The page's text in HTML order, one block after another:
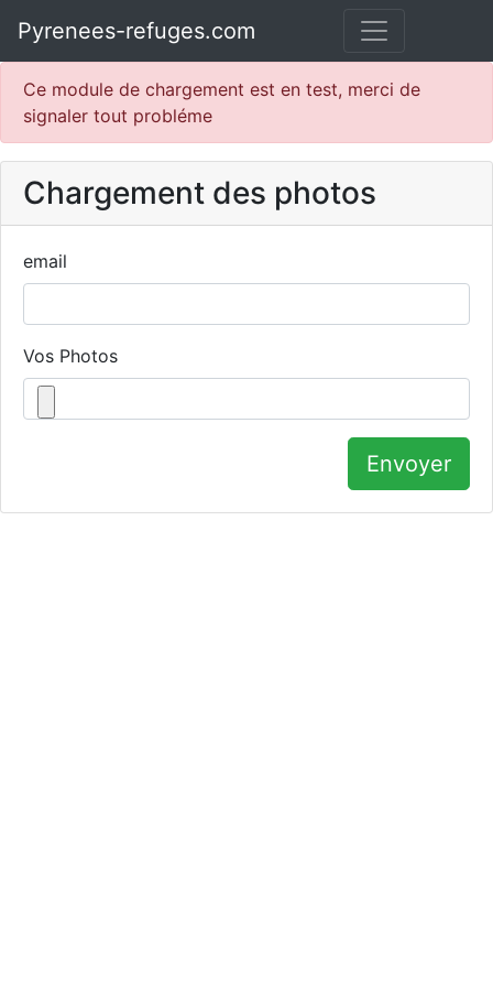
Pyrenees-refuges.com
Ce module de chargement est en test, merci de
signaler tout probléme
Chargement des photos
email
Vos Photos
Envoyer